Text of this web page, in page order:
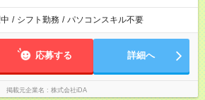
/ シフト勤務 / パソコンスキル不要
応募する 詳細へ
掲載元企業名 株式会社iDA